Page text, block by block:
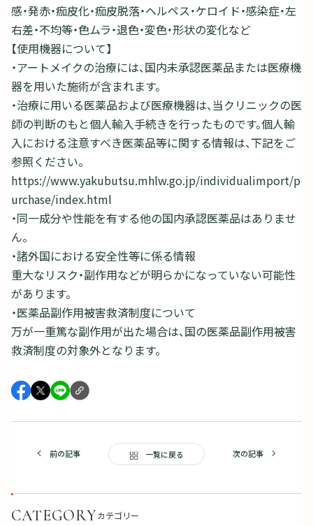
感・発赤・痂皮化・痂皮脱落・ヘルペス・ケロイド・感染症・左
右差・不均等・色ムラ・退色・変色・形状の変化など
【使用機器について】
・アートメイクの治療には、国内未承認医薬品または医療機
器を用いた施術が含まれます。
・治療に用いる医薬品および医療機器は、当クリニックの医
師の判断のもと個人輸入手続きを行ったものです。個人輸
入における注意すべき医薬品等に関する情報は、下記をご
参照ください。
https://www.yakubutsu.mhlw.go.jp/individualimport/p
urchase/index.html
・同一成分や性能を有する他の国内承認医薬品はありませ
ん。
・諸外国における安全性等に係る情報
重大なリスク・副作用などが明らかになっていない可能性
があります。
・医薬品副作用被害救済制度について
万が一重篤な副作用が出た場合は、国の医薬品副作用被害
救済制度の対象外となります。
前の記事 一覧に戻る 次の記事
CATEGORYカテゴリー